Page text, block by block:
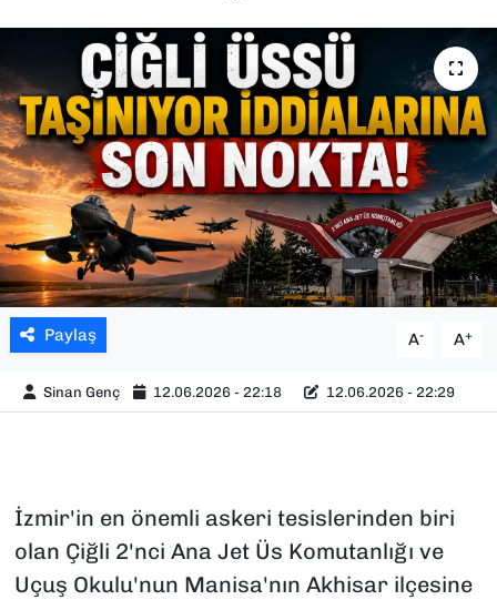
Paylaş A- A+
Sinan Genç 12.06.2026 - 22:18 12.06.2026 - 22:29
İzmir'in en önemli askeri tesislerinden biri
olan Çiğli 2'nci Ana Jet Üs Komutanlığı ve
Uçuş Okulu'nun Manisa'nın Akhisar ilçesine
TEKNOLOJİ
YAŞAM
YEREL YÖNETİMLER